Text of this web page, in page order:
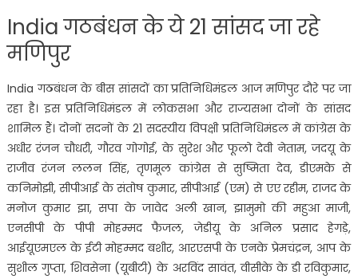
India गठबंधन के ये 21 सांसद जा रहे
मणिपुर
India गठबंधन के बीस सांसदों का प्रतिनिधिमंडल आज मणिपुर दौरे पर जा
रहा है। इस प्रतिनिधिमंडल में लोकसभा और राज्यसभा दोनों के सांसद
शामिल हैं। दोनों सदनों के 21 सदस्यीय विपक्षी प्रतिनिधिमंडल में कांग्रेस के
अधीर रंजन चौधरी, गौरव गोगोई, के सुरेश और फूलो देवी नेताम, जदयू के
राजीव रंजन ललन सिंह, तृणमूल कांग्रेस से सुष्मिता देव, डीएमके से
कनिमोझी, सीपीआई के संतोष कुमार, सीपीआई (एम) से एए रहीम, राजद के
मनोज कुमार झा, सपा के जावेद अली खान, झामुमो की महुआ माजी,
एनसीपी के पीपी मोहम्मद फैजल, जेडीयू के अनिल प्रसाद हेगड़े,
आईयूएमएल के ईटी मोहम्मद बशीर, आरएसपी के एनके प्रेमचंद्रन, आप के
सुशील गुप्ता, शिवसेना (यूबीटी) के अरविंद सावंत, वीसीके के डी रविकुमार,